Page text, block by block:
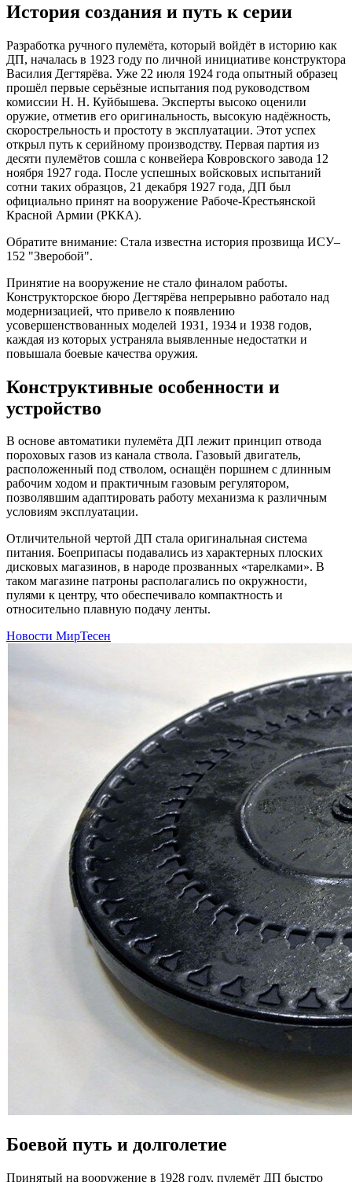
История создания и путь к серии
Разработка ручного пулемёта, который войдёт в историю как
ДП, началась в 1923 году по личной инициативе конструктора
Василия Дегтярёва. Уже 22 июля 1924 года опытный образец
прошёл первые серьёзные испытания под руководством
комиссии Н. Н. Куйбышева. Эксперты высоко оценили
оружие, отметив его оригинальность, высокую надёжность,
скорострельность и простоту в эксплуатации. Этот успех
открыл путь к серийному производству. Первая партия из
десяти пулемётов сошла с конвейера Ковровского завода 12
ноября 1927 года. После успешных войсковых испытаний
сотни таких образцов, 21 декабря 1927 года, ДП был
официально принят на вооружение Рабоче-Крестьянской
Красной Армии (РККА).
Обратите внимание: Стала известна история прозвища ИСУ–
152 "Зверобой".
Принятие на вооружение не стало финалом работы.
Конструкторское бюро Дегтярёва непрерывно работало над
модернизацией, что привело к появлению
усовершенствованных моделей 1931, 1934 и 1938 годов,
каждая из которых устраняла выявленные недостатки и
повышала боевые качества оружия.
Конструктивные особенности и
устройство
В основе автоматики пулемёта ДП лежит принцип отвода
пороховых газов из канала ствола. Газовый двигатель,
расположенный под стволом, оснащён поршнем с длинным
рабочим ходом и практичным газовым регулятором,
позволявшим адаптировать работу механизма к различным
условиям эксплуатации.
Отличительной чертой ДП стала оригинальная система
питания. Боеприпасы подавались из характерных плоских
дисковых магазинов, в народе прозванных «тарелками». В
таком магазине патроны располагались по окружности,
пулями к центру, что обеспечивало компактность и
относительно плавную подачу ленты.
Новости МирТесен
Боевой путь и долголетие
Принятый на вооружение в 1928 году, пулемёт ДП быстро